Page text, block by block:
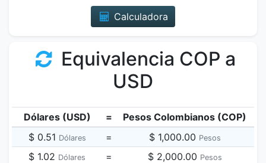
Calculadora
Equivalencia COP a
USD
Dólares (USD) =
Pesos Colombianos (COP)
$ 0.51 Dólares = $ 1,000.00 Pesos
$ 1.02 Dólares = $ 2,000.00 Pesos